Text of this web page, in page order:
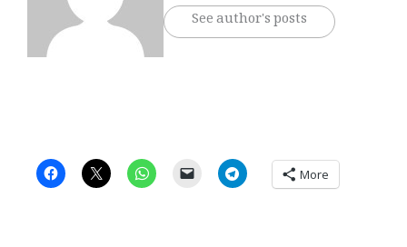
See author's posts
More